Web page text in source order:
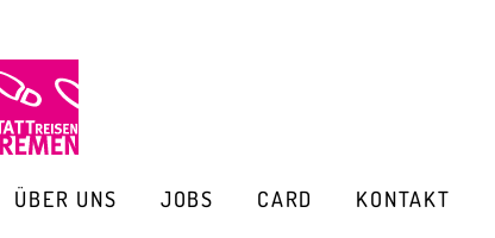
ÜBER UNS JOBS CARD KONTAKT